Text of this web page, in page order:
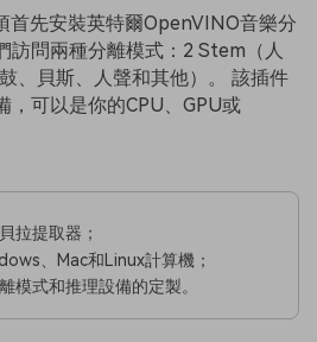
首先安裝英特爾OpenVINO音樂分
訪問兩種分離模式：2 Stem（人
、貝斯、人聲和其他）。 該插件
，可以是你的CPU、GPU或
拉提取器；
、Mac和Linux計算機；
模式和推理設備的定製。